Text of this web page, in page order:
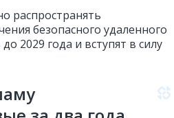
распространять
безопасного удаленного
2029 года и вступят в силу